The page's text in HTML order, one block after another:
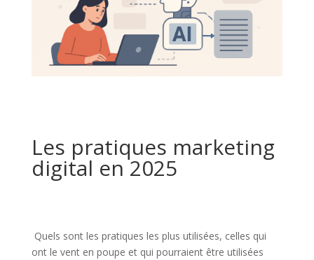
Les pratiques marketing
digital en 2025
Quels sont les pratiques les plus utilisées, celles qui
ont le vent en poupe et qui pourraient être utilisées